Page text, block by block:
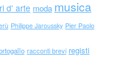
d' arte moda musica
Philippe Jaroussky Pier Paolo
racconti brevi registi